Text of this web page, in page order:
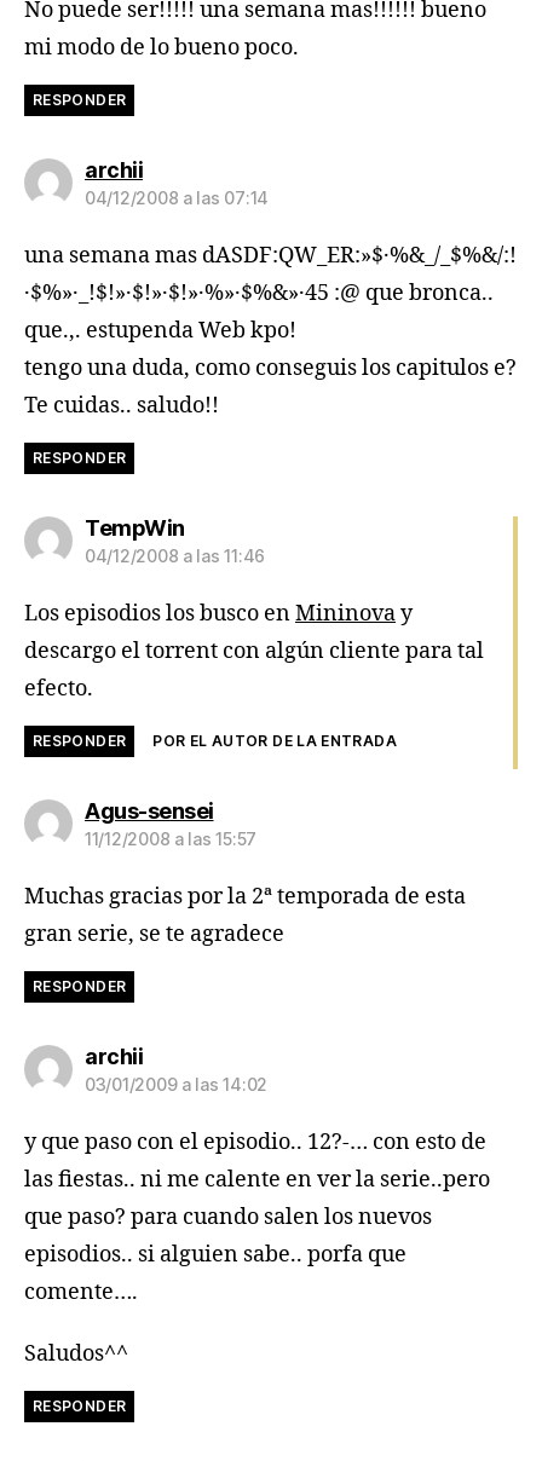
No puede ser!!!!! una semana mas!!!!!! bueno
mi modo de lo bueno poco.
RESPONDER
archiidice:
04/12/2008 a las 07:14
una semana mas dASDF:QW_ER:»$·%&_/_$%&/:!
·$%»·_!$!»·$!»·$!»·%»·$%&»·45 :@ que bronca..
que.,. estupenda Web kpo!
tengo una duda, como conseguis los capitulos e?
Te cuidas.. saludo!!
RESPONDER
TempWindice:
04/12/2008 a las 11:46
Los episodios los busco enMininovay
descargo el torrent con algún cliente para tal
efecto.
RESPONDER POR EL AUTOR DE LA ENTRADA
Agus-senseidice:
11/12/2008 a las 15:57
Muchas gracias por la 2ª temporada de esta
gran serie, se te agradece
RESPONDER
archiidice:
03/01/2009 a las 14:02
y que paso con el episodio.. 12?-… con esto de
las fiestas.. ni me calente en ver la serie..pero
que paso? para cuando salen los nuevos
episodios.. si alguien sabe.. porfa que
comente….
Saludos^^
RESPONDER